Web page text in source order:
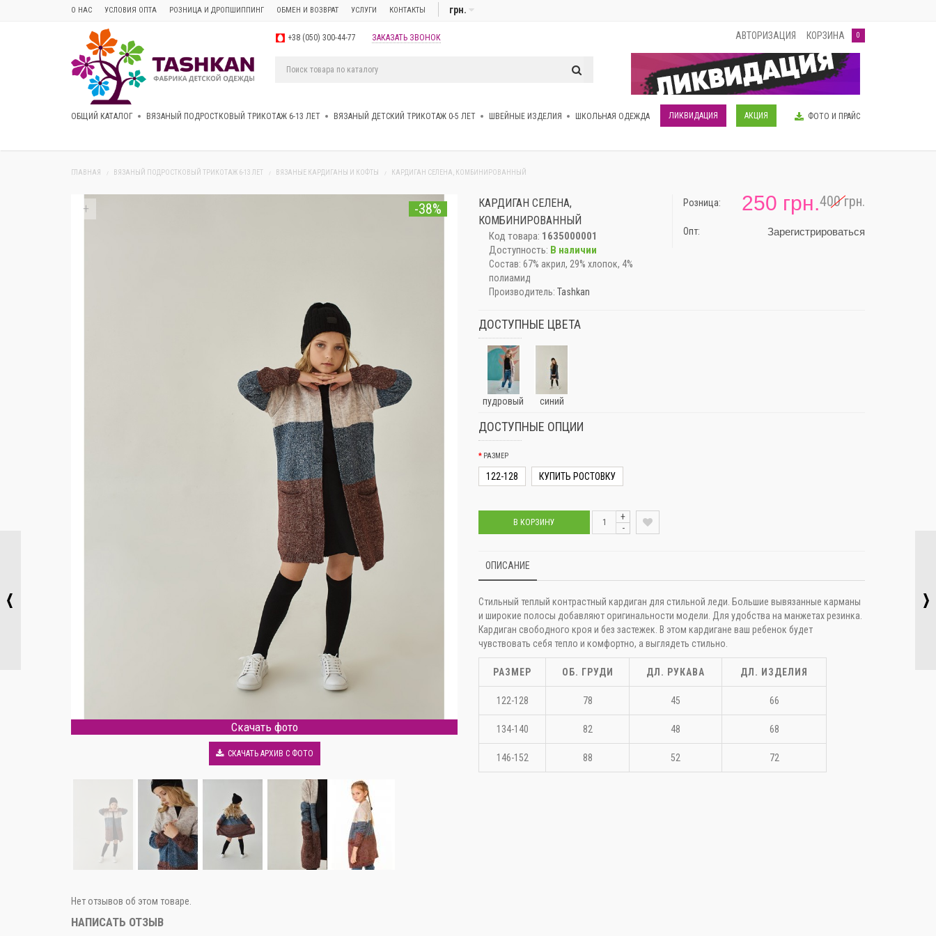
О НАС УСЛОВИЯ ОПТА РОЗНИЦА И ДРОПШИППИНГ ОБМЕН И ВОЗВРАТ УСЛУГИ КОНТАКТЫ грн.
+38 (050) 300-44-77 ЗАКАЗАТЬ ЗВОНОК АВТОРИЗАЦИЯ КОРЗИНА 0
ОБЩИЙ КАТАЛОГ ВЯЗАНЫЙ ПОДРОСТКОВЫЙ ТРИКОТАЖ 6-13 ЛЕТ ВЯЗАНЫЙ ДЕТСКИЙ ТРИКОТАЖ 0-5 ЛЕТ ШВЕЙНЫЕ ИЗДЕЛИЯ ШКОЛЬНАЯ ОДЕЖДА ЛИКВИДАЦИЯ АКЦИЯ ФОТО И ПРАЙС
ГЛАВНАЯ ВЯЗАНЫЙ ПОДРОСТКОВЫЙ ТРИКОТАЖ 6-13 ЛЕТ ВЯЗАНЫЕ КАРДИГАНЫ И КОФТЫ КАРДИГАН СЕЛЕНА, КОМБИНИРОВАННЫЙ
+ -38%
Скачать фото
-38%
Скачать фото
СКАЧАТЬ АРХИВ С ФОТО
КАРДИГАН СЕЛЕНА,
КОМБИНИРОВАННЫЙ
Код товара: 1635000001
Доступность: В наличии
Состав: 67% акрил, 29% хлопок, 4%
полиамид
Производитель: Tashkan
400 грн.
Розница: 250 грн.
Опт: Зарегистрироваться
ДОСТУПНЫЕ ЦВЕТА
пудровый синий
ДОСТУПНЫЕ ОПЦИИ
РАЗМЕР
122-128 КУПИТЬ РОСТОВКУ
В КОРЗИНУ
+
-
ОПИСАНИЕ
Стильный теплый контрастный кардиган для стильной леди. Большие вывязанные карманы
и широкие полосы добавляют оригинальности модели. Для удобства на манжетах резинка.
Кардиган свободного кроя и без застежек. В этом кардигане ваш ребенок будет
чувствовать себя тепло и комфортно, а выглядеть стильно.
122-128 78 45 66
134-140 82 48 68
146-152 88 52 72
РАЗМЕР ОБ. ГРУДИ ДЛ. РУКАВА ДЛ. ИЗДЕЛИЯ
Нет отзывов об этом товаре.
НАПИСАТЬ ОТЗЫВ